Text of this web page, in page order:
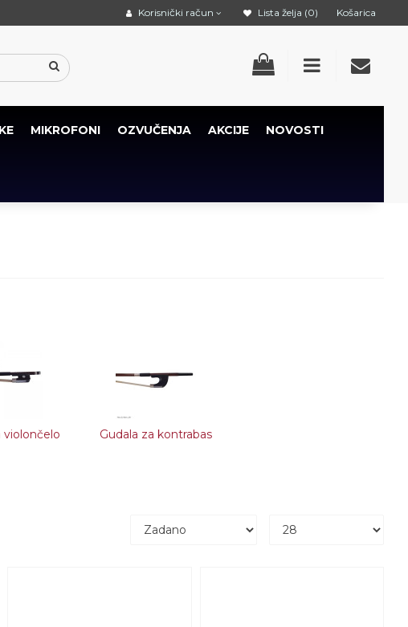
Korisnički račun Lista želja (0) Košarica
MIKROFONI OZVUČENJA AKCIJE NOVOSTI
violončelo Gudala za kontrabas